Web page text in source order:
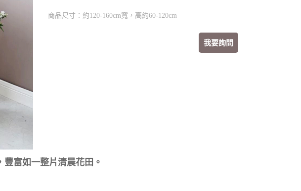
商品尺寸：約120-160cm寬，高約60-120cm
我要詢問
富如一整片清晨花田。